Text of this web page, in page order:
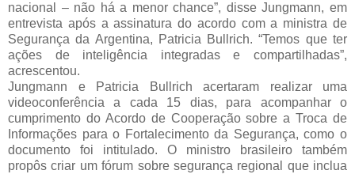
nacional – não há a menor chance”, disse Jungmann, em
entrevista após a assinatura do acordo com a ministra de
Segurança da Argentina, Patricia Bullrich. “Temos que ter
ações de inteligência integradas e compartilhadas”,
acrescentou.
Jungmann e Patricia Bullrich acertaram realizar uma
videoconferência a cada 15 dias, para acompanhar o
cumprimento do Acordo de Cooperação sobre a Troca de
Informações para o Fortalecimento da Segurança, como o
documento foi intitulado. O ministro brasileiro também
propôs criar um fórum sobre segurança regional que inclua